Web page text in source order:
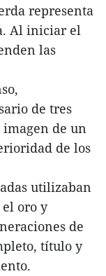
representa
Al iniciar el
las
de tres
imagen de un
de los
utilizaban
el oro y
de
título y